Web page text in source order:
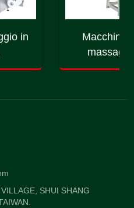
in
Macchina
SHUI SHANG